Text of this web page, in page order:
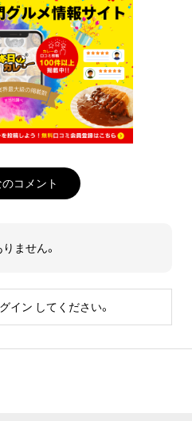
コメント
ません。
イン してください。